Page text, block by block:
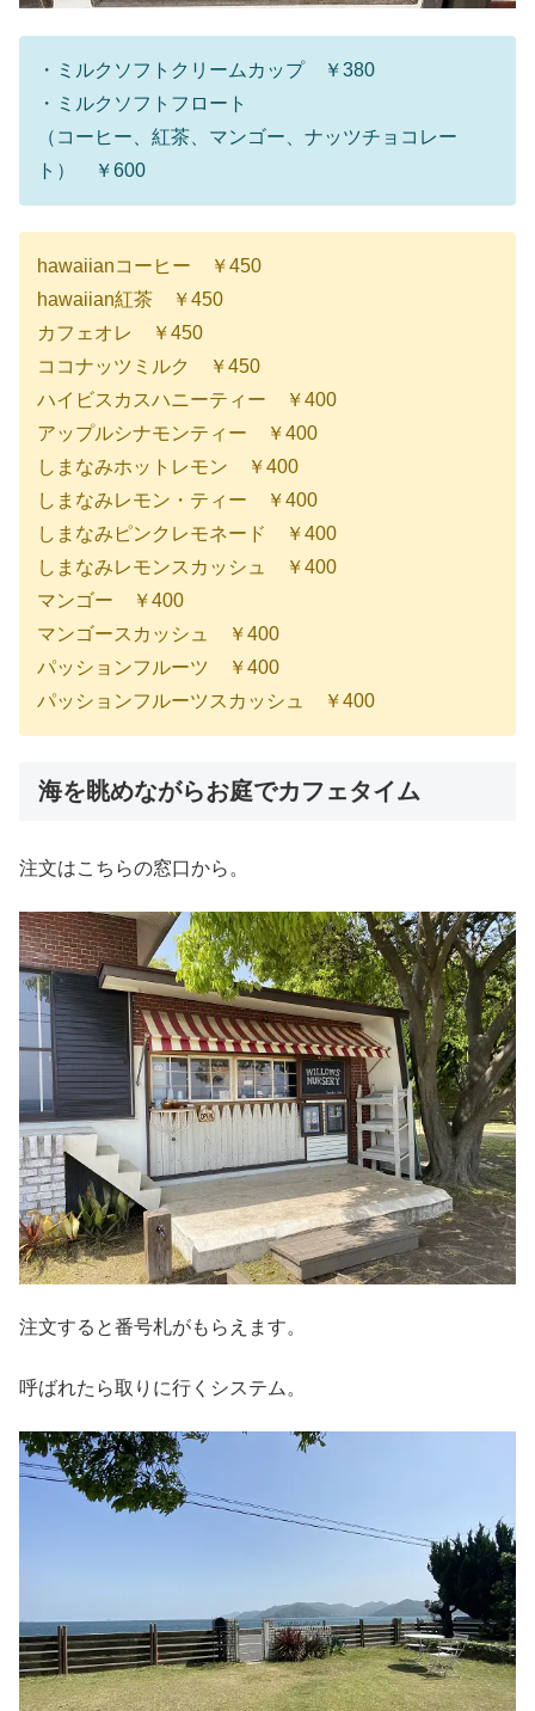
・ミルクソフトクリームカップ ￥380
・ミルクソフトフロート
（コーヒー、紅茶、マンゴー、ナッツチョコレー
ト） ￥600
hawaiianコーヒー ￥450
hawaiian紅茶 ￥450
カフェオレ ￥450
ココナッツミルク ￥450
ハイビスカスハニーティー ￥400
アップルシナモンティー ￥400
しまなみホットレモン ￥400
しまなみレモン・ティー ￥400
しまなみピンクレモネード ￥400
しまなみレモンスカッシュ ￥400
マンゴー ￥400
マンゴースカッシュ ￥400
パッションフルーツ ￥400
パッションフルーツスカッシュ ￥400
海を眺めながらお庭でカフェタイム
注文はこちらの窓口から。
注文すると番号札がもらえます。
呼ばれたら取りに行くシステム。